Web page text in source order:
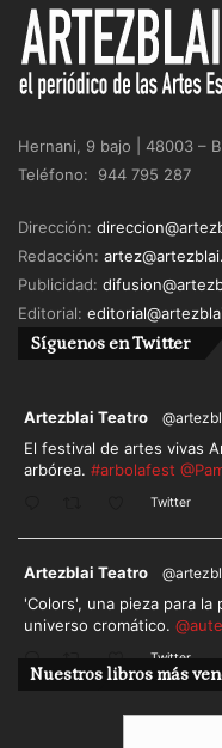
Hernani, 9 bajo | 48003 –
Teléfono: 944 795 287
Dirección:
Redacción:
Publicidad:
Editorial:
Síguenos en Twitter
Artezblai Teatro
El festival de artes vivas
arbórea. #arbolafest
Twitter
Artezblai Teatro
'Colors', una pieza para la
universo cromático.
Twitter
Nuestros libros más